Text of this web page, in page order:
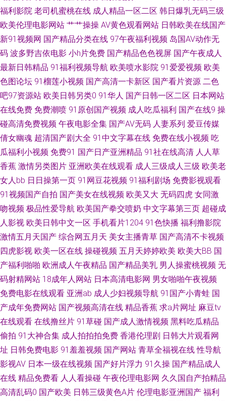
久香蕉 午夜剧场操操操 第一福利视频 污黄极品福利 成人吃瓜资源在线 91成
人18 男人的天堂黄色A片 亚洲先锋影音 久久嫩草精品视频 91乏力操妹子 国
产成人午夜福利视频 91男人天堂网 青青草原黄色成人网站 久久大神 操BAⅤ
视颅 91超碰人人欧美 蜜臀久久99精品 成人A√ 91福利社色 欧美成人网在线
内探花网址视 91网在线免费观看 午夜成人 亚洲美女丝袜足交 久久精品视频
99 91网站免费线上观看 91人妻人人操 亚洲成人网站网址 免费产品绘合精品
综合 成人亚洲国产欧美 91探花在线观 豆花吃瓜每日视频在线 亚州男人天堂
欧美性爱一级在线观看 成人福利导航蜜桃 国产第6页 91福利手机电影 91真
线观看 亚洲欧洲综合日韩精品 欧美精品ab 大香蕉999 91黄蜜桃 青娱乐青青
草日韩 成人色导航在线 91大神麻豆精品在线 91草吧 在线不卡的AV网址 婷
婷五月份欧美 丝袜视频 欧美人兽网站 豆花综合网 91精品999 日韩黄页免费
九九re在线观看视频 丁香在线一区二区三区 www第一久久 91com视频精彩
无码一区二区精品 内射校园大片 国产精品福利姬 91每日更新 亚洲男人天堂
网205 日韩免看一级a 欧美性爱首页 狼人插2 国产香蕉视频 99热9 91黄软件
福利影院 老司机蜜桃在线 成人精品一区二区 韩日爆乳无码三级
欧美伦理电影网站 艹艹操操 AV黄色观看网站 日韩欧美在线国产
新91视频网 国产精品分类在线 97午夜福利视频 岛国AV动作无
码 波多野吉依电影 小h片免费 国产精品色色视屏 国产午夜成人
最新日韩精品 91福利视频导航 欧美喷水影院 91爱爱视频 欧美
色图论坛 91榴莲小视频 国产高清一卡新区 国产看片资源 二色
吧97资源站 欧美日韩另类0 91华人 国产日韩一区二区 日本网站
在线免费 免费潮喷 91原创国产视频 成人吃瓜福利 国产在线9 操
碰高清免费视频 午夜电影全集 国产AV无码 人妻系列 爱豆传媒
倩女幽魂 超清国产剧大全 91中文字幕在线 免费在线小视频 吃
瓜福利小视频 免费91 国产日产亚洲精品 91社在线高清 人人草
香蕉 激情另类图片 亚洲欧美在线观看 成人三级成人三级 欧美老
女人bb 日日操第一页 91网豆花视频 91福利剧场 免费影视观看
91视频国产自拍 国产美女在线视频 欧美又大 无码四虎 女同激
吻视频 极品性爱导航 欧美国产拳交喷奶 中文字幕第三页 超碰成
人影视 欧美日韩中文一区 手机看片1204 91色快播 福利撸影院
激情五月天国产 综合网五月天 美女主播青草 国产高清不卡视频
四虎影视 欧美一区在线 操碰视频 五月天婷婷欧美 欧美大BB 国
产福利啪啪 欧洲成人午夜精品 国产精品美乳 男人操蜜桃视频 无
码射精网站 18成年人网站 日本高清电影网 男女啪啪午夜视频
免费电影在线观看 亚洲ab 成人少妇视频导航 91国产小青蛙 国
产成年免费网站 国产视频高清在线 精品香蕉 求a片网址 麻豆tv
在线观看 在线撸丝片 91草碰 国产成人激情视频 黑料吃瓜精品
偷拍 91大神合集 成人拍拍拍免费 香港伦理剧 日韩大片观看网
址 日韩免费电影 91羞羞视频 国产网站 青草全福视在线 性导航
影视AV 日本一级在线视频 国产好片浮力 91久操 国产精品成人
在线 精品免费看 人人看操碰 午夜伦理电影网 久久国自产拍精品
高清乱码0 国产欧美 日韩三级黄色A片 伦理电影亚洲国产 福利